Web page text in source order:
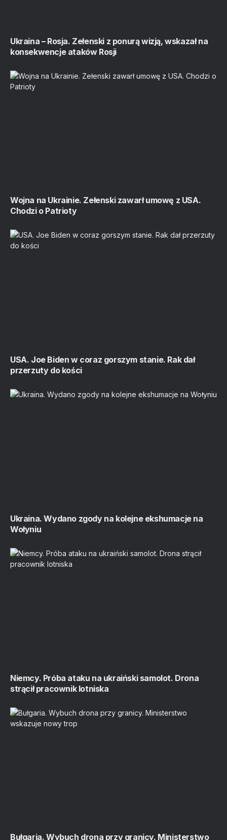
Ukraina – Rosja. Zełenski z ponurą wizją, wskazał na
konsekwencje ataków Rosji
Wojna na Ukrainie. Zełenski zawarł umowę z USA.
Chodzi o Patrioty
USA. Joe Biden w coraz gorszym stanie. Rak dał
przerzuty do kości
Ukraina. Wydano zgody na kolejne ekshumacje na
Wołyniu
Niemcy. Próba ataku na ukraiński samolot. Drona
strącił pracownik lotniska
Bułgaria. Wybuch drona przy granicy. Ministerstwo